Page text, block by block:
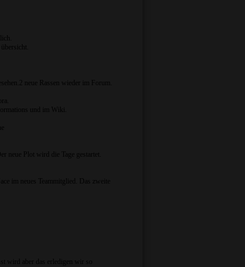
neue Rassen wieder im Forum.
und im Wiki.
neue Plot wird die Tage gestartet.
im neues Teammitglied. Das zweite
wird aber das erledigen wir so